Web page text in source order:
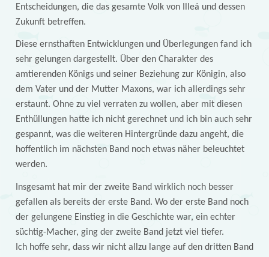
Entscheidungen, die das gesamte Volk von Illeá und dessen
Zukunft betreffen.
Diese ernsthaften Entwicklungen und Überlegungen fand ich
sehr gelungen dargestellt. Über den Charakter des
amtierenden Königs und seiner Beziehung zur Königin, also
dem Vater und der Mutter Maxons, war ich allerdings sehr
erstaunt. Ohne zu viel verraten zu wollen, aber mit diesen
Enthüllungen hatte ich nicht gerechnet und ich bin auch sehr
gespannt, was die weiteren Hintergründe dazu angeht, die
hoffentlich im nächsten Band noch etwas näher beleuchtet
werden.
Insgesamt hat mir der zweite Band wirklich noch besser
gefallen als bereits der erste Band. Wo der erste Band noch
der gelungene Einstieg in die Geschichte war, ein echter
süchtig-Macher, ging der zweite Band jetzt viel tiefer.
Ich hoffe sehr, dass wir nicht allzu lange auf den dritten Band